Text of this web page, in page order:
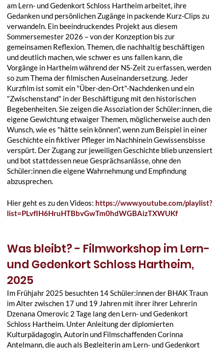
am Lern- und Gedenkort Schloss Hartheim arbeitet, ihre
Gedanken und persönlichen Zugänge in packende Kurz-Clips zu
verwandeln. Ein beeindruckendes Projekt aus diesem
Sommersemester 2026 – von der Konzeption bis zur
gemeinsamen Reflexion. Themen, die nachhaltig beschäftigen
und deutlich machen, wie schwer es uns fallen kann, die
Vorgänge in Hartheim während der NS-Zeit zu erfassen, werden
so zum Thema der filmischen Auseinandersetzung. Jeder
Kurzfilm ist somit ein "Über-den-Ort"-Nachdenken und ein
"Zwischenstand" in der Beschäftigung mit den historischen
Begebenheiten. Sie zeigen die Assoziation der Schüler:innen, die
eigene Gewichtung etwaiger Themen, möglicherweise auch den
Wunsch, wie es "hätte sein können", wenn zum Beispiel in einer
Geschichte ein fiktiver Pfleger im Nachhinein Gewissensbisse
verspürt. Der Zugang zur jeweiligen Geschichte blieb unzensiert
und bot stattdessen neue Gesprächsanlässe, ohne den
Schüler:innen die eigene Wahrnehmung und Empfindung
abzusprechen.
Hier geht es zu den Videos: https://www.youtube.com/playlist?
list=PLvfIH6HruHTBbvGwTm0hdWGBAizTXWUKf
Was bleibt? - Filmworkshop im Lern-
und Gedenkort Schloss Hartheim,
2025
Im Frühjahr 2025 besuchten 14 Schüler:innen der BHAK Traun
im Alter zwischen 17 und 19 Jahren mit ihrer ihrer Lehrerin
Dzenana Omerovic 2 Tage lang den Lern- und Gedenkort
Schloss Hartheim. Unter Anleitung der diplomierten
Kulturpädagogin, Autorin und Filmschaffenden Corinna
Antelmann, die auch als Begleiterin am Lern- und Gedenkort